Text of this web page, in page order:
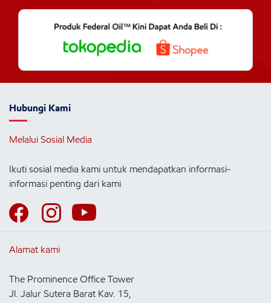
Hubungi Kami
Melalui Sosial Media
Ikuti sosial media kami untuk mendapatkan informasi-
informasi penting dari kami
Alamat kami
The Prominence Office Tower
Jl. Jalur Sutera Barat Kav. 15,